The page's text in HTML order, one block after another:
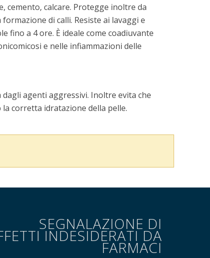
cemento, calcare. Protegge inoltre da
di calli. Resiste ai lavaggi e
fino a 4 ore. È ideale come coadiuvante
e nelle infiammazioni delle
agenti aggressivi. Inoltre evita che
corretta idratazione della pelle.
SEGNALAZIONE DI
INDESIDERATI DA
FARMACI